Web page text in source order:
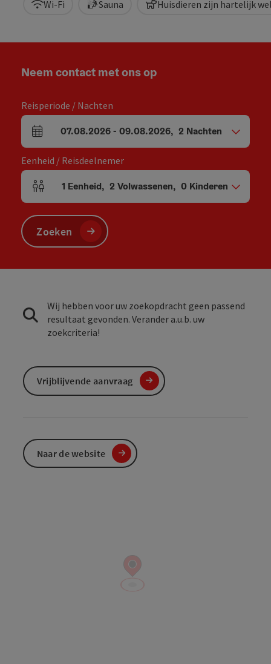
Wi-Fi Sauna Huisdieren zijn hartelijk
Neem contact met ons op
Reisperiode / Nachten
Velden voor aankomst en vertrek
07.08.2026- 09.08.2026, 2 Nachten
Eenheid / Reisdeelnemer
Aantal eenheden en persoonsvelden
1 Eenheid, 2 Volwassenen, 0 Kinderen
Zoeken
Wij hebben voor uw zoekopdracht geen passend
resultaat gevonden. Verander a.u.b. uw
zoekcriteria!
Vrijblijvende aanvraag
Naar de website